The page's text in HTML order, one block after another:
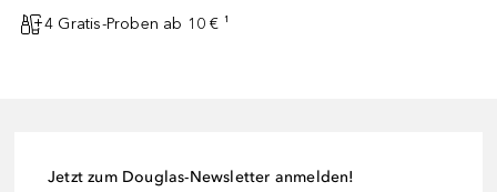
4 Gratis-Proben ab 10 € ¹
Jetzt zum Douglas-Newsletter anmelden!